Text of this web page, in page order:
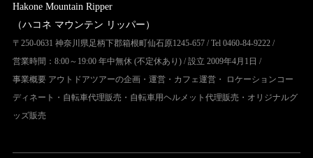
Hakone Mountain Ripper
（ハコネ マウンテン リッパー）
〒250-0631 神奈川県足柄下郡箱根町仙石原1245-657 / Tel 0460-84-9222 /
営業時間：8:00～19:00 年中無休 (不定休あり) / 設立 2009年4月1日 /
事業概要 アウトドアツアーの企画・運営・カフェ運営・ ロケーションコー
ディネート・自転車代理販売・自転車用ヘルメット代理販売・オリジナルグ
ッズ販売